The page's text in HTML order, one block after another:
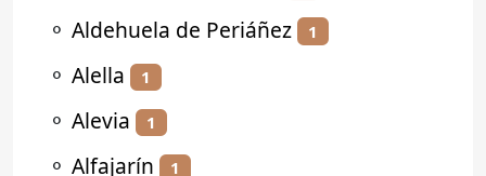
⚬ Aldehuela de Periáñez 1
⚬ Alella 1
⚬ Alevia 1
⚬ Alfajarín 1